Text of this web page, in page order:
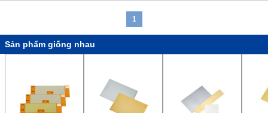
1
Sản phẩm giống nhau